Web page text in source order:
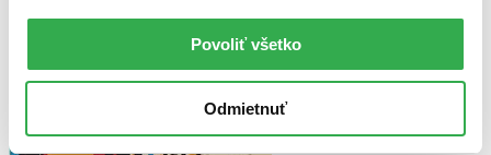
Povoliť všetko
Odmietnuť